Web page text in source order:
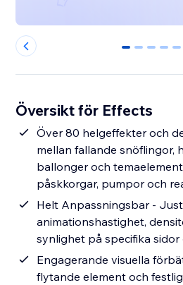
0 1 2 3 4
Översikt för Effects
Över 80 helgeffekter och
mellan fallande snöflingor,
ballonger och
påskkorgar, pumpor och
Helt Anpassningsbar -
animationshastighet,
synlighet på specifika
Engagerande visuella
flytande element och